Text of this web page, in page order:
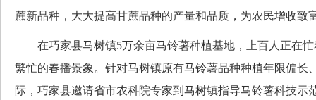
蔗新品种，大大提高甘蔗品种的产量和品质，为农民增收致
在巧家县马树镇5万余亩马铃薯种植基地，上百人正在忙
繁忙的春播景象。针对马树镇原有马铃薯品种种植年限偏长
际，巧家县邀请省市农科院专家到马树镇指导马铃薯科技示